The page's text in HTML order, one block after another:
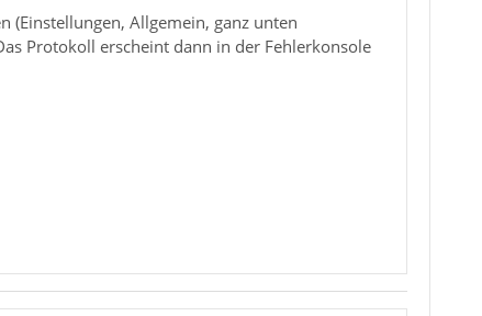
(Einstellungen, Allgemein, ganz unten
Protokoll erscheint dann in der Fehlerkonsole